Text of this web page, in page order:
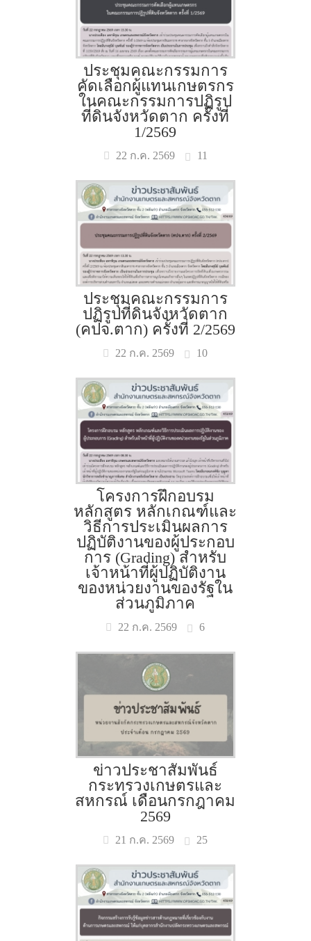
ประชุมคณะกรรมการ
คัดเลือกผู้แทนเกษตรกร
ในคณะกรรมการปฏิรูป
ที่ดินจังหวัดตาก ครั้งที่
1/2569
22 ก.ค. 2569 11
ประชุมคณะกรรมการ
ปฏิรูปที่ดินจังหวัดตาก
(คปจ.ตาก) ครั้งที่ 2/2569
22 ก.ค. 2569 10
โครงการฝึกอบรม
หลักสูตร หลักเกณฑ์และ
วิธีการประเมินผลการ
ปฏิบัติงานของผู้ประกอบ
การ (Grading) สำหรับ
เจ้าหน้าที่ผู้ปฏิบัติงาน
ของหน่วยงานของรัฐใน
ส่วนภูมิภาค
22 ก.ค. 2569 6
ข่าวประชาสัมพันธ์
กระทรวงเกษตรและ
สหกรณ์ เดือนกรกฎาคม
2569
21 ก.ค. 2569 25